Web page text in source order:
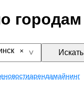
городам
Искать
новостиарендамайнинг